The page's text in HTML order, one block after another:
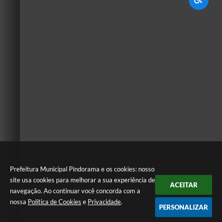
Prefeitura Municipal Pindorama e os cookies: nosso
site usa cookies para melhorar a sua experiência de
navegação. Ao continuar você concorda com a
nossa Política de Cookies e Privacidade.
ACEITAR
PERSONALIZAR